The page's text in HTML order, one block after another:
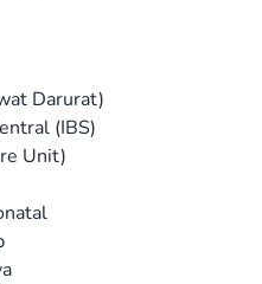
Darurat)
(IBS)
Unit)